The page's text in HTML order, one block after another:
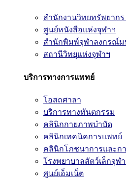
สำนักงานวิทยทรัพยาก
ศูนย์หนังสือแห่งจุฬาฯ
สำนักพิมพ์จุฬาลงกรณ์ม
สถานีวิทยุแห่งจุฬาฯ
บริการทางการแพทย์
โอสถศาลา
บริการทางทันตกรรม
คลินิกกายภาพบำบัด
คลินิกเทคนิคการแพทย์
คลินิกโภชนาการและก
โรงพยาบาลสัตว์เล็กจุฬ
ศูนย์เอ็มเน็ต